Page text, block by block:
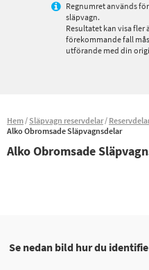
Regnumret används
släpvagn.
Resultatet kan visa fler
förekommande fall
utförande med din
Hem Släpvagn reservdelar
Alko Obromsade Släpvagnsdelar
Alko Obromsade
Se nedan bild hur du